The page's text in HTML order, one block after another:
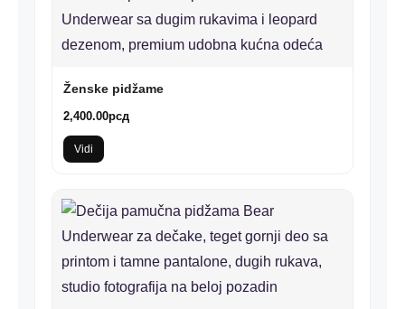
Ženske pidžame
2,400.00рсд
Vidi